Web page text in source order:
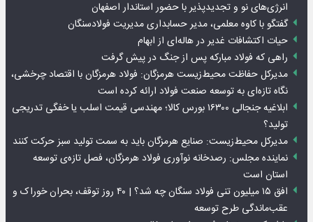
انرژی‌های نو و تجدیدپذیر با حضور استاندار اصفهان
گفتگو با کاوه معلمی، مدیر حسابداری مدیریت فولادسنگان
حیات اکتشافات غدیر در هاله‌ای از ابهام
راهی که فولاد مبارکه پس از جنگ در پیش گرفت
مدیرکل حفاظت محیط‌زیست هرمزگان: فولاد هرمزگان با اقتصاد چرخشی،
نگاه تازه‌ای به توسعه صنعت فولاد ارائه کرده است
ابلاغیه جنجالی ۱۶۳۰۰ بورس کالا؛ مهندسی قیمت اسلب یا خفگی تدریجی
تولید؟
مدیرکل محیط‌زیست: صنایع هرمزگان باید به سمت تولید سبز حرکت کنند
نماینده مجلس: رصدخانه نوآوری فولاد هرمزگان، فصل تازه‌ی توسعه
استان است
افق ۱۵ میلیون تنی فولاد سنگان چه شد؟ | ۴۰ روز توقف، بحران خوراک و
عقب‌ماندگی طرح توسعه